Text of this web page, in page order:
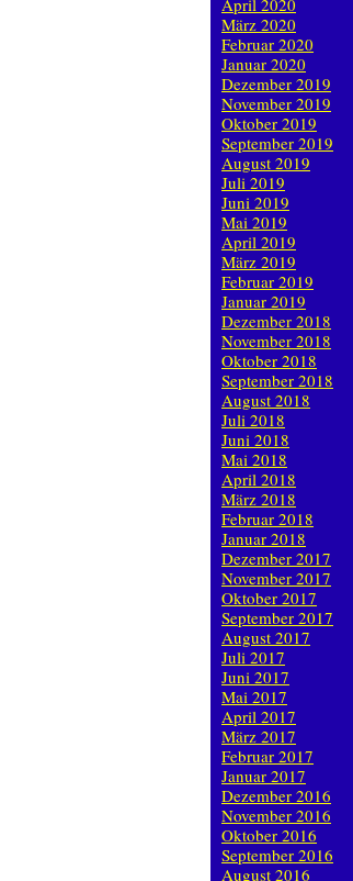
April 2020
März 2020
Februar 2020
Januar 2020
Dezember 2019
November 2019
Oktober 2019
September 2019
August 2019
Juli 2019
Juni 2019
Mai 2019
April 2019
März 2019
Februar 2019
Januar 2019
Dezember 2018
November 2018
Oktober 2018
September 2018
August 2018
Juli 2018
Juni 2018
Mai 2018
April 2018
März 2018
Februar 2018
Januar 2018
Dezember 2017
November 2017
Oktober 2017
September 2017
August 2017
Juli 2017
Juni 2017
Mai 2017
April 2017
März 2017
Februar 2017
Januar 2017
Dezember 2016
November 2016
Oktober 2016
September 2016
August 2016